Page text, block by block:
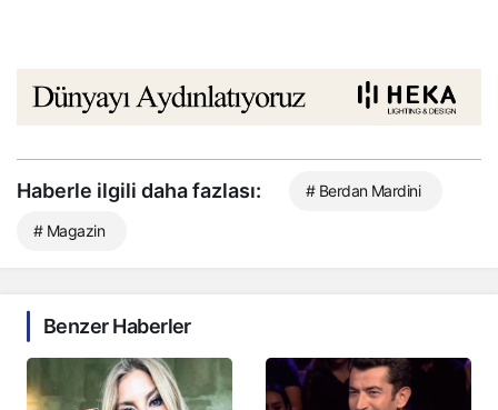
Haberle ilgili daha fazlası: # Berdan Mardini
# Magazin
Benzer Haberler